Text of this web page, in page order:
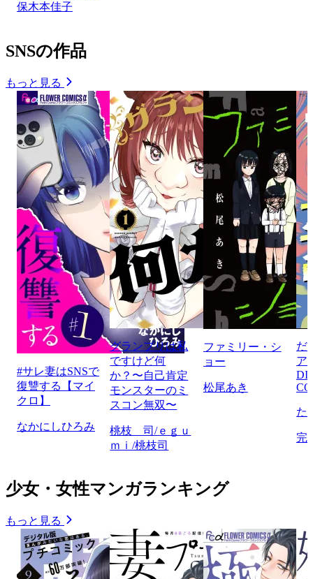
保木本佳子
SNSの作品
もっと見る
#サレ妻はSNSで
復讐する【マイ
クロ】
なかにしひろみ
グランプリは私
ですけど何
か？〜自己肯定
モンスターのミ
スコン無双〜
桃枝 司/ｅｇｕ
ｍｉ/桃枝司
ファミリー・シ
ョー
松尾あき
だ
ア
た
完
少女・女性マンガランキング
もっと見る